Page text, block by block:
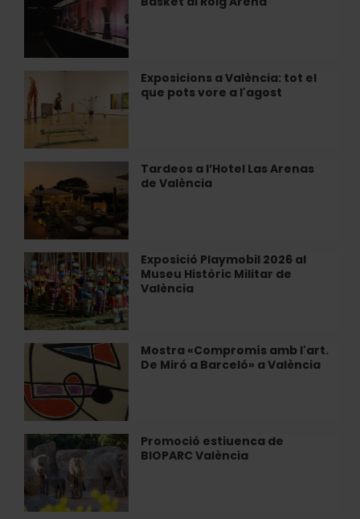
València
Basket
al
Roig
Arena
Exposicions a València: tot el
que pots vore a l'agost
Exposicions
a
València:
tot
el
que
vore
l'agost
Tardeos a l’Hotel Las Arenas
de València
l’Hotel
Las
Arenas
de
València
Exposició Playmobil 2026 al
Museu Històric Militar de
València
Exposició
Playmobil
2026
al
Museu
Històric
de
València
Mostra «Compromís amb l'art.
De Miró a Barceló» a València
Mostra
«Compromís
amb
l'art.
De
Miró
a
Barceló»
a
València
Promoció estiuenca de
BIOPARC València
Promoció
estiuenca
de
BIOPARC
València